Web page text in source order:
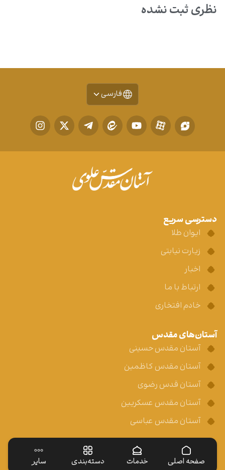
صفحه اصلی خدمات دسته‌بندی سایر
نظری ثبت نشده
فارسی
دسترسی سریع
ایوان طلا
زیارت نیابتی
اخبار
ارتباط با ما
خادم افتخاری
آستان‌های مقدس
آستان مقدس حسینی
آستان مقدس کاظمین
آستان قدس رضوی
آستان مقدس عسکریین
آستان مقدس عباسی